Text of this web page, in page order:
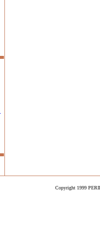
Copyright 1999